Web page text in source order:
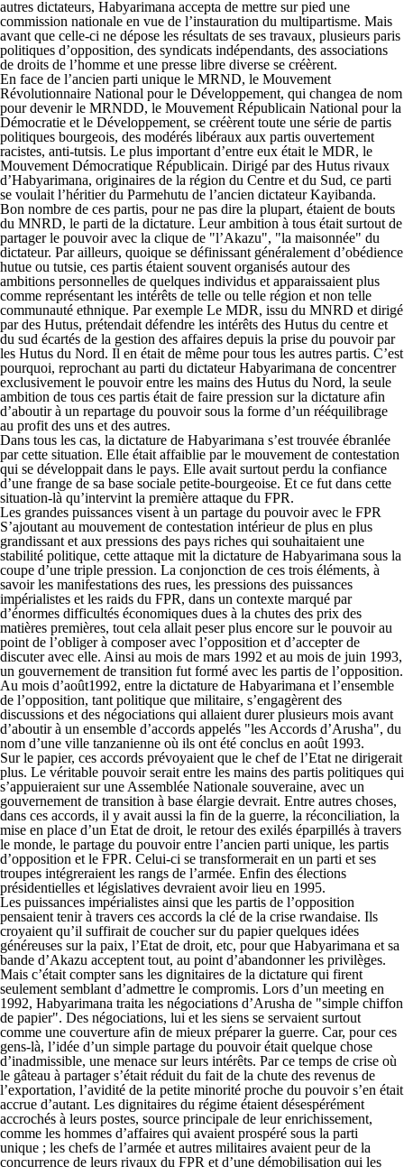
autres dictateurs, Habyarimana accepta de mettre sur pied une
commission nationale en vue de l’instauration du multipartisme. Mais
avant que celle-ci ne dépose les résultats de ses travaux, plusieurs paris
politiques d’opposition, des syndicats indépendants, des associations
de droits de l’homme et une presse libre diverse se créèrent.
En face de l’ancien parti unique le MRND, le Mouvement
Révolutionnaire National pour le Développement, qui changea de nom
pour devenir le MRNDD, le Mouvement Républicain National pour la
Démocratie et le Développement, se créèrent toute une série de partis
politiques bourgeois, des modérés libéraux aux partis ouvertement
racistes, anti-tutsis. Le plus important d’entre eux était le MDR, le
Mouvement Démocratique Républicain. Dirigé par des Hutus rivaux
d’Habyarimana, originaires de la région du Centre et du Sud, ce parti
se voulait l’héritier du Parmehutu de l’ancien dictateur Kayibanda.
Bon nombre de ces partis, pour ne pas dire la plupart, étaient de bouts
du MNRD, le parti de la dictature. Leur ambition à tous était surtout de
partager le pouvoir avec la clique de "l’Akazu", "la maisonnée" du
dictateur. Par ailleurs, quoique se définissant généralement d’obédience
hutue ou tutsie, ces partis étaient souvent organisés autour des
ambitions personnelles de quelques individus et apparaissaient plus
comme représentant les intérêts de telle ou telle région et non telle
communauté ethnique. Par exemple Le MDR, issu du MNRD et dirigé
par des Hutus, prétendait défendre les intérêts des Hutus du centre et
du sud écartés de la gestion des affaires depuis la prise du pouvoir par
les Hutus du Nord. Il en était de même pour tous les autres partis. C’est
pourquoi, reprochant au parti du dictateur Habyarimana de concentrer
exclusivement le pouvoir entre les mains des Hutus du Nord, la seule
ambition de tous ces partis était de faire pression sur la dictature afin
d’aboutir à un repartage du pouvoir sous la forme d’un rééquilibrage
au profit des uns et des autres.
Dans tous les cas, la dictature de Habyarimana s’est trouvée ébranlée
par cette situation. Elle était affaiblie par le mouvement de contestation
qui se développait dans le pays. Elle avait surtout perdu la confiance
d’une frange de sa base sociale petite-bourgeoise. Et ce fut dans cette
situation-là qu’intervint la première attaque du FPR.
Les grandes puissances visent à un partage du pouvoir avec le FPR
S’ajoutant au mouvement de contestation intérieur de plus en plus
grandissant et aux pressions des pays riches qui souhaitaient une
stabilité politique, cette attaque mit la dictature de Habyarimana sous la
coupe d’une triple pression. La conjonction de ces trois éléments, à
savoir les manifestations des rues, les pressions des puissances
impérialistes et les raids du FPR, dans un contexte marqué par
d’énormes difficultés économiques dues à la chutes des prix des
matières premières, tout cela allait peser plus encore sur le pouvoir au
point de l’obliger à composer avec l’opposition et d’accepter de
discuter avec elle. Ainsi au mois de mars 1992 et au mois de juin 1993,
un gouvernement de transition fut formé avec les partis de l’opposition.
Au mois d’août1992, entre la dictature de Habyarimana et l’ensemble
de l’opposition, tant politique que militaire, s’engagèrent des
discussions et des négociations qui allaient durer plusieurs mois avant
d’aboutir à un ensemble d’accords appelés "les Accords d’Arusha", du
nom d’une ville tanzanienne où ils ont été conclus en août 1993.
Sur le papier, ces accords prévoyaient que le chef de l’Etat ne dirigerait
plus. Le véritable pouvoir serait entre les mains des partis politiques qui
s’appuieraient sur une Assemblée Nationale souveraine, avec un
gouvernement de transition à base élargie devrait. Entre autres choses,
dans ces accords, il y avait aussi la fin de la guerre, la réconciliation, la
mise en place d’un Etat de droit, le retour des exilés éparpillés à travers
le monde, le partage du pouvoir entre l’ancien parti unique, les partis
d’opposition et le FPR. Celui-ci se transformerait en un parti et ses
troupes intégreraient les rangs de l’armée. Enfin des élections
présidentielles et législatives devraient avoir lieu en 1995.
Les puissances impérialistes ainsi que les partis de l’opposition
pensaient tenir à travers ces accords la clé de la crise rwandaise. Ils
croyaient qu’il suffirait de coucher sur du papier quelques idées
généreuses sur la paix, l’Etat de droit, etc, pour que Habyarimana et sa
bande d’Akazu acceptent tout, au point d’abandonner les privilèges.
Mais c’était compter sans les dignitaires de la dictature qui firent
seulement semblant d’admettre le compromis. Lors d’un meeting en
1992, Habyarimana traita les négociations d’Arusha de "simple chiffon
de papier". Des négociations, lui et les siens se servaient surtout
comme une couverture afin de mieux préparer la guerre. Car, pour ces
gens-là, l’idée d’un simple partage du pouvoir était quelque chose
d’inadmissible, une menace sur leurs intérêts. Par ce temps de crise où
le gâteau à partager s’était réduit du fait de la chute des revenus de
l’exportation, l’avidité de la petite minorité proche du pouvoir s’en était
accrue d’autant. Les dignitaires du régime étaient désespérément
accrochés à leurs postes, source principale de leur enrichissement,
comme les hommes d’affaires qui avaient prospéré sous la parti
unique ; les chefs de l’armée et autres militaires avaient peur de la
concurrence de leurs rivaux du FPR et d’une démobilisation qui les